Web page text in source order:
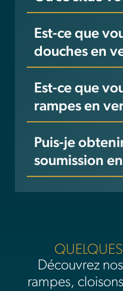
Est-ce que
douches en
Est-ce que
rampes en
Puis-je
soumission
Découvrez
rampes,